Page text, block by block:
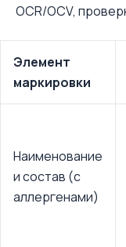
OCR/OCV,
Элемент
маркировки
Наименование
и состав (с
аллергенами)